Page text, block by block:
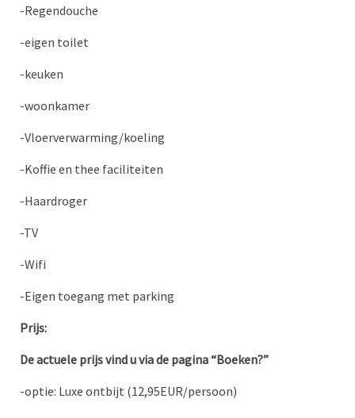
-Regendouche
-eigen toilet
-keuken
-woonkamer
-Vloerverwarming/koeling
-Koffie en thee faciliteiten
-Haardroger
-TV
-Wifi
-Eigen toegang met parking
Prijs:
De actuele prijs vind u via de pagina “Boeken?”
-optie: Luxe ontbijt (12,95EUR/persoon)